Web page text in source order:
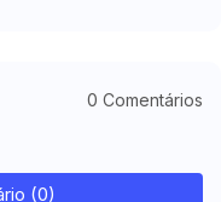
0 Comentários
(0)